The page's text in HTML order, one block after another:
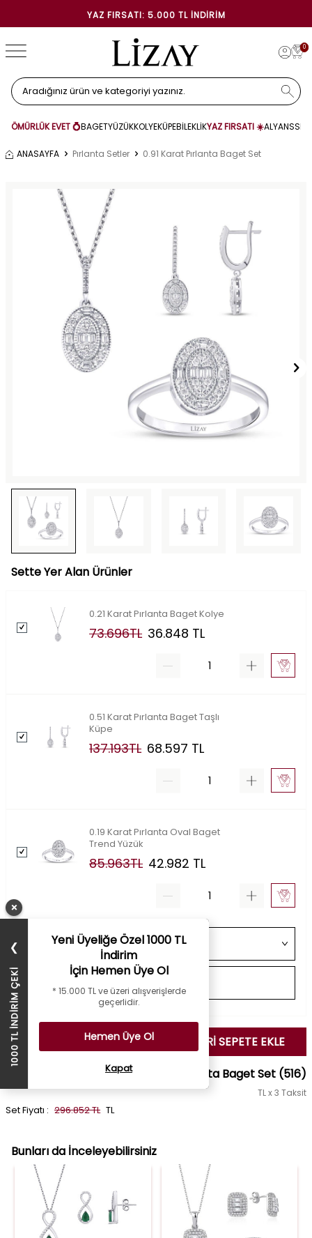
YAZ FIRSATI: 5.000 TL İNDIRIM
0
ÖMÜRLÜK EVET 💍BAGETYÜZÜKKOLYEKÜPEBİLEKLİKYAZ FIRSATI ☀️ALYANS
ANASAYFA Pırlanta Setler 0.91 Karat Pırlanta Baget Set
Sette Yer Alan Ürünler
0.21 Karat Pırlanta Baget Kolye
73.696TL 36.848 TL
0.51 Karat Pırlanta Baget Taşlı
Küpe
137.193TL 68.597 TL
0.19 Karat Pırlanta Oval Baget
Trend Yüzük
85.963TL 42.982 TL
SEÇİLENLERİ SEPETE EKLE
0.91 Karat Pırlanta Baget Set (516)
TL x 3 Taksit
Set Fiyatı : 296.852 TL TL
Bunları da İnceleyebilirsiniz
×
❯
1000 TL İNDİRİM ÇEKİ
Yeni Üyeliğe Özel 1000 TL
İndirim
İçin Hemen Üye Ol
* 15.000 TL ve üzeri alışverişlerde
geçerlidir.
Hemen Üye Ol
Kapat